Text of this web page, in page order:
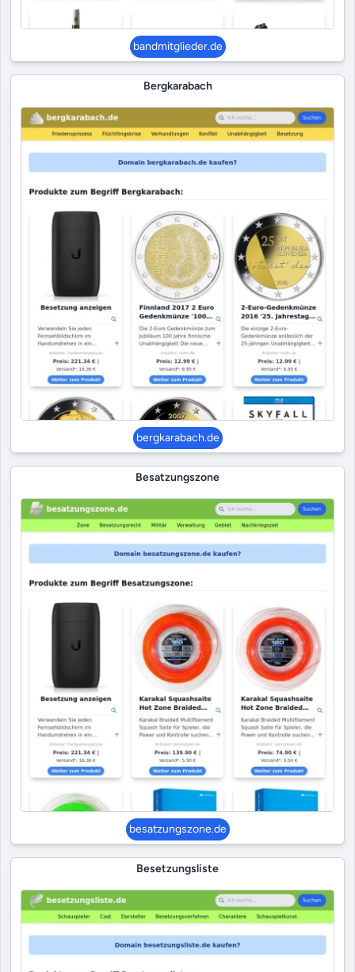
bandmitglieder.de
Bergkarabach
bergkarabach.de
Besatzungszone
besatzungszone.de
Besetzungsliste